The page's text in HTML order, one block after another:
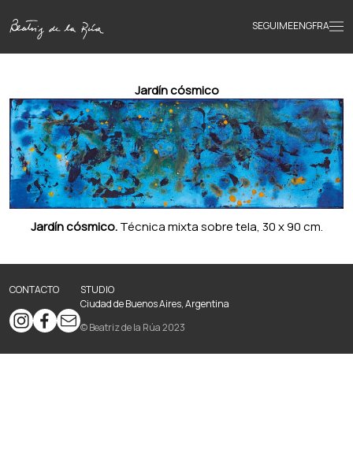
SEGUIMEENGFRA
Inicio
Obras
Textos
Biografía
Jardín cósmico
Jardín cósmico.Técnica mixta sobre tela, 30 x 90 cm.
CONTACTO
STUDIO
Ciudad de Buenos Aires, Argentina
© Beatriz de la Rúa 2023